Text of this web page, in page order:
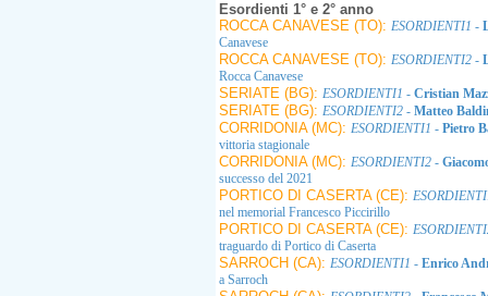
Esordienti 1° e 2° anno
ROCCA CANAVESE (TO): ESORDIENTI1 -
Canavese
ROCCA CANAVESE (TO): ESORDIENTI2 -
Rocca Canavese
SERIATE (BG): ESORDIENTI1 - Cristian
SERIATE (BG): ESORDIENTI2 - Matteo
CORRIDONIA (MC): ESORDIENTI1 - Pietro
vittoria stagionale
CORRIDONIA (MC): ESORDIENTI2 -
successo del 2021
PORTICO DI CASERTA (CE):
nel memorial Francesco Piccirillo
PORTICO DI CASERTA (CE):
traguardo di Portico di Caserta
SARROCH (CA): ESORDIENTI1 - Enrico
a Sarroch